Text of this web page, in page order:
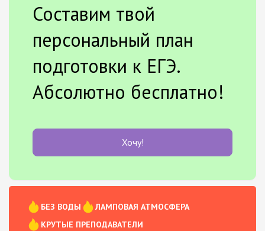
Составим твой
персональный план
подготовки к ЕГЭ.
Абсолютно бесплатно!
Хочу!
БЕЗ ВОДЫ
ЛАМПОВАЯ АТМОСФЕРА
КРУТЫЕ ПРЕПОДАВАТЕЛИ